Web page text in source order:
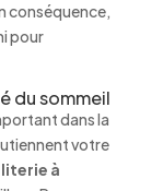
conséquence,
pour
du sommeil
dans la
votre
à